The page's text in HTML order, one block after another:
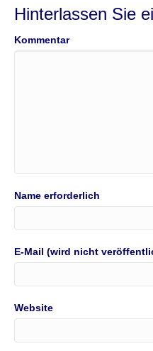
Hinterlassen Sie
Kommentar
Name erforderlich
E-Mail (wird nicht
Website